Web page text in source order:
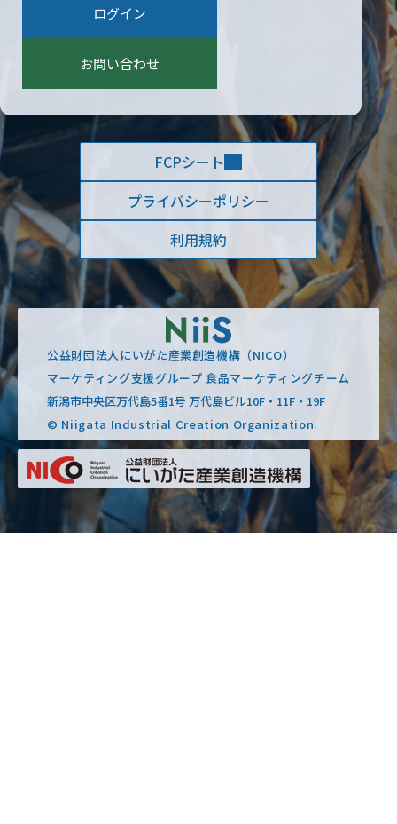
ログイン
お問い合わせ
FCPシート
プライバシーポリシー
利用規約
公益財団法人にいがた産業創造機構（NICO）
マーケティング支援グループ 食品マーケティングチーム
新潟市中央区万代島5番1号 万代島ビル10F・11F・19F
© Niigata Industrial Creation Organization.